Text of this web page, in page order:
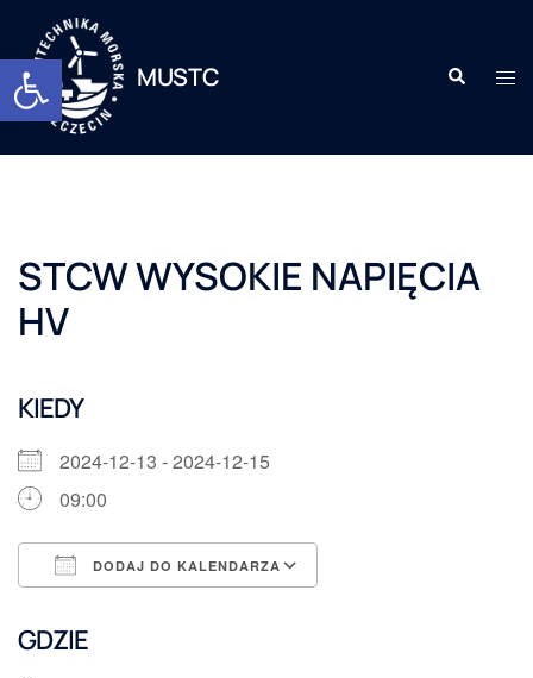
Otwórz pasek narzędzi
MUSTC
STCW WYSOKIE NAPIĘCIA
HV
KIEDY
2024-12-13 - 2024-12-15
09:00
DODAJ DO KALENDARZA
GDZIE